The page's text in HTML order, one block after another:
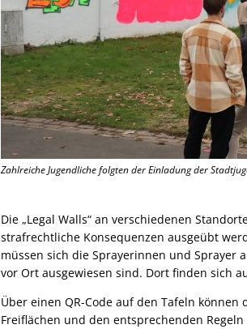
Zahlreiche Jugendliche folgten der Einladung der
Die „Legal Walls“ an verschiedenen
strafrechtliche Konsequenzen ausgeübt
müssen sich die Sprayerinnen und Sprayer
vor Ort ausgewiesen sind. Dort finden sich
Über einen QR-Code auf den Tafeln
Freiflächen und den entsprechenden